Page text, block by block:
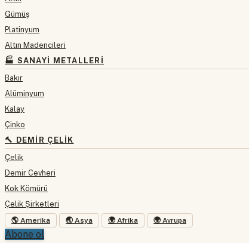
Gümüş
Platinyum
Altın Madencileri
🏭 SANAYI METALLERI
Bakır
Alüminyum
Kalay
Çinko
🔨 DEMIR ÇELIK
Çelik
Demir Cevheri
Kok Kömürü
Çelik Şirketleri
🌎 Amerika 🌏 Asya 🌍 Afrika 🌍 Avrupa
Abone ol